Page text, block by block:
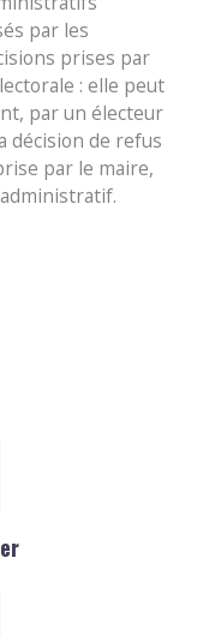
par les
prises par
: elle peut
par un électeur
décision de refus
par le maire,